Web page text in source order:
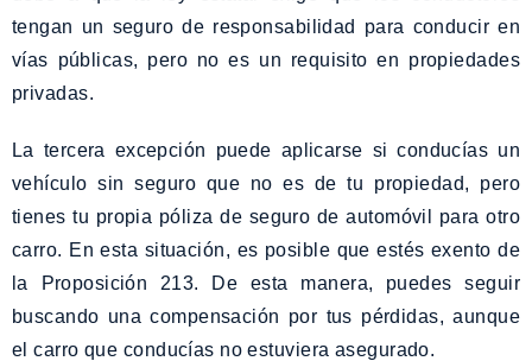
tengan un seguro de responsabilidad para conducir en
vías públicas, pero no es un requisito en propiedades
privadas.
La tercera excepción puede aplicarse si conducías un
vehículo sin seguro que no es de tu propiedad, pero
tienes tu propia póliza de seguro de automóvil para otro
carro. En esta situación, es posible que estés exento de
la Proposición 213. De esta manera, puedes seguir
buscando una compensación por tus pérdidas, aunque
el carro que conducías no estuviera asegurado.